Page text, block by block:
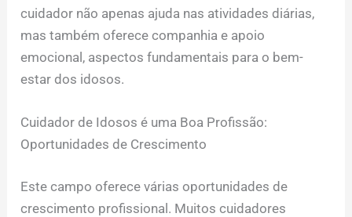
cuidador não apenas ajuda nas atividades diárias,
mas também oferece companhia e apoio
emocional, aspectos fundamentais para o bem-
estar dos idosos.
Cuidador de Idosos é uma Boa Profissão:
Oportunidades de Crescimento
Este campo oferece várias oportunidades de
crescimento profissional. Muitos cuidadores